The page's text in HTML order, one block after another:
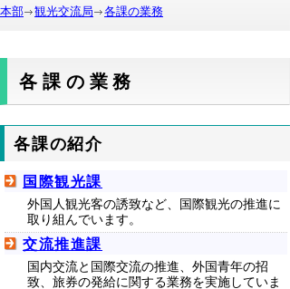
本部
観光交流局 各課の業務
各課の業務
各課の紹介
国際観光課
外国人観光客の誘致など、国際観光の推進に
取り組んでいます。
交流推進課
国内交流と国際交流の推進、外国青年の招
致、旅券の発給に関する業務を実施していま